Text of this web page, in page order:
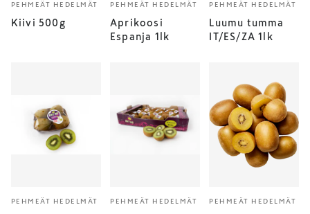
PEHMEÄT HEDELMÄT
Kiivi 500g
PEHMEÄT HEDELMÄT
Aprikoosi
Espanja 1lk
PEHMEÄT HEDELMÄT
Luumu tumma
IT/ES/ZA 1lk
PEHMEÄT HEDELMÄT PEHMEÄT HEDELMÄT PEHMEÄT HEDELMÄT